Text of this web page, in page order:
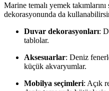
Marine temalı yemek
dekorasyonunda da
Duvar dekorasyonları:
tablolar.
Aksesuarlar: Deniz
küçük akvaryumlar.
Mobilya seçimleri: Açık